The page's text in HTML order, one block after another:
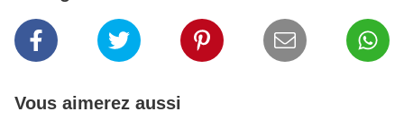
Vous aimerez aussi